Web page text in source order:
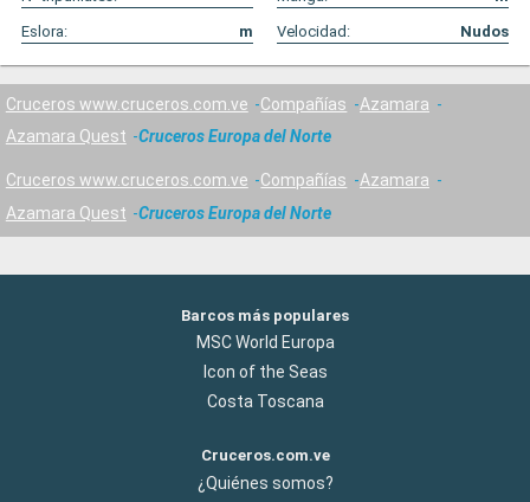
Eslora:
m Velocidad: Nudos
Cruceros www.cruceros.com.ve Compañías
Azamara
Azamara Quest
Cruceros Europa del Norte
Cruceros www.cruceros.com.ve Compañías
Azamara
Azamara Quest
Cruceros Europa del Norte
Barcos más populares
MSC World Europa
Icon of the Seas
Costa Toscana
Cruceros.com.ve
¿Quiénes somos?